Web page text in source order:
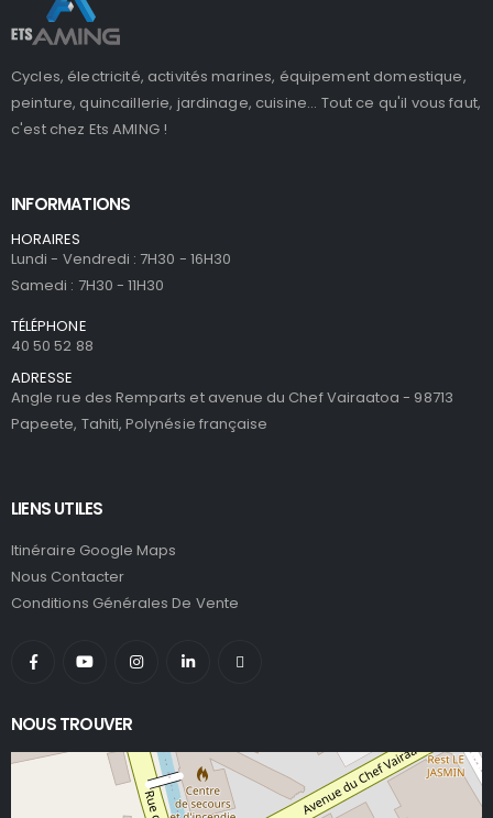
Cycles, électricité, activités marines, équipement domestique,
peinture, quincaillerie, jardinage, cuisine... Tout ce qu'il vous faut,
c'est chez Ets AMING !
INFORMATIONS
HORAIRES
Lundi - Vendredi : 7H30 - 16H30
Samedi : 7H30 - 11H30
TÉLÉPHONE
40 50 52 88
ADRESSE
Angle rue des Remparts et avenue du Chef Vairaatoa - 98713
Papeete, Tahiti, Polynésie française
LIENS UTILES
Itinéraire Google Maps
Nous Contacter
Conditions Générales De Vente
NOUS TROUVER